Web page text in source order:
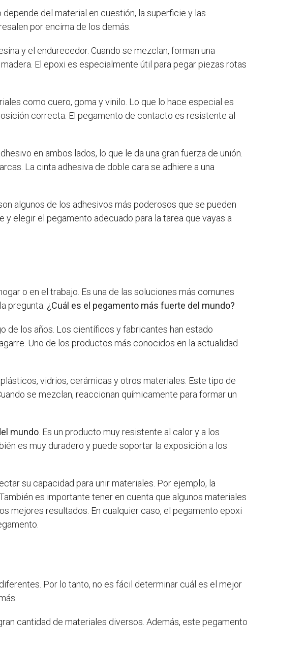
depende del material en cuestión, la superficie y las
por encima de los demás.
y el endurecedor. Cuando se mezclan, forman una
El epoxi es especialmente útil para pegar piezas rotas
como cuero, goma y vinilo. Lo que lo hace especial es
correcta. El pegamento de contacto es resistente al
en ambos lados, lo que le da una gran fuerza de unión.
La cinta adhesiva de doble cara se adhiere a una
algunos de los adhesivos más poderosos que se pueden
elegir el pegamento adecuado para la tarea que vayas a
o en el trabajo. Es una de las soluciones más comunes
pregunta: ¿Cuál es el pegamento más fuerte del mundo?
de los años. Los científicos y fabricantes han estado
Uno de los productos más conocidos en la actualidad
vidrios, cerámicas y otros materiales. Este tipo de
se mezclan, reaccionan químicamente para formar un
mundo . Es un producto muy resistente al calor y a los
es muy duradero y puede soportar la exposición a los
su capacidad para unir materiales. Por ejemplo, la
es importante tener en cuenta que algunos materiales
mejores resultados. En cualquier caso, el pegamento epoxi
Por lo tanto, no es fácil determinar cuál es el mejor
cantidad de materiales diversos. Además, este pegamento